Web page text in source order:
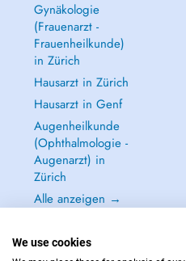
Gynäkologie
(Frauenarzt -
Frauenheilkunde)
in Zürich
Hausarzt in Zürich
Hausarzt in Genf
Augenheilkunde
(Ophthalmologie -
Augenarzt) in
Zürich
Alle anzeigen →
We use cookies